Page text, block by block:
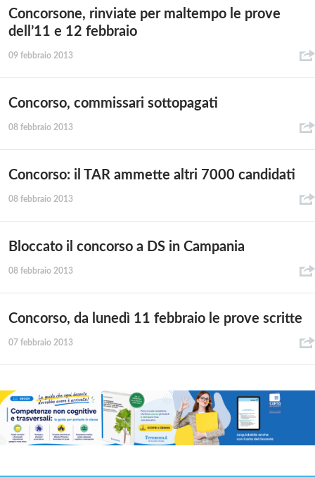
Concorsone, rinviate per maltempo le prove
dell’11 e 12 febbraio
09 febbraio 2013
Concorso, commissari sottopagati
08 febbraio 2013
Concorso: il TAR ammette altri 7000 candidati
08 febbraio 2013
Bloccato il concorso a DS in Campania
08 febbraio 2013
Concorso, da lunedì 11 febbraio le prove scritte
07 febbraio 2013